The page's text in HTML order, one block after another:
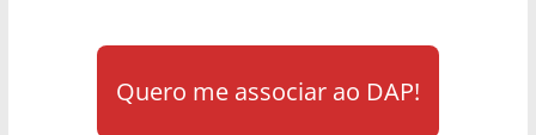
Quero me associar ao DAP!